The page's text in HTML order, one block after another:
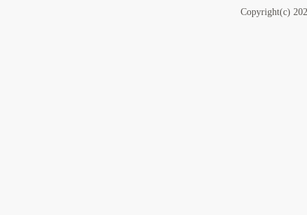
Copyright(c)